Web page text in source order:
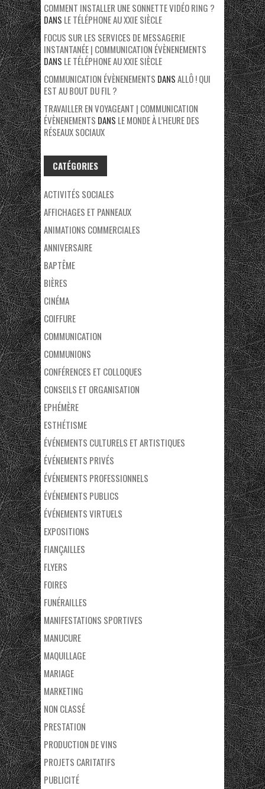
COMMENT INSTALLER UNE SONNETTE VIDÉO RING ?
DANS LE TÉLÉPHONE AU XXIE SIÈCLE
FOCUS SUR LES SERVICES DE MESSAGERIE
INSTANTANÉE | COMMUNICATION ÉVÈNENEMENTS
DANS LE TÉLÉPHONE AU XXIE SIÈCLE
COMMUNICATION ÉVÈNENEMENTS DANSALLÔ ! QUI
EST AU BOUT DU FIL ?
TRAVAILLER EN VOYAGEANT | COMMUNICATION
ÉVÈNENEMENTS DANS LE MONDE À L’HEURE DES
RÉSEAUX SOCIAUX
CATÉGORIES
ACTIVITÉS SOCIALES
AFFICHAGES ET PANNEAUX
ANIMATIONS COMMERCIALES
ANNIVERSAIRE
BAPTÊME
BIÈRES
CINÉMA
COIFFURE
COMMUNICATION
COMMUNIONS
CONFÉRENCES ET COLLOQUES
CONSEILS ET ORGANISATION
EPHÉMÈRE
ESTHÉTISME
ÉVÉNEMENTS CULTURELS ET ARTISTIQUES
ÉVÉNEMENTS PRIVÉS
ÉVÉNEMENTS PROFESSIONNELS
ÉVÉNEMENTS PUBLICS
ÉVÉNEMENTS VIRTUELS
EXPOSITIONS
FIANÇAILLES
FLYERS
FOIRES
FUNÉRAILLES
MANIFESTATIONS SPORTIVES
MANUCURE
MAQUILLAGE
MARIAGE
MARKETING
NON CLASSÉ
PRESTATION
PRODUCTION DE VINS
PROJETS CARITATIFS
PUBLICITÉ